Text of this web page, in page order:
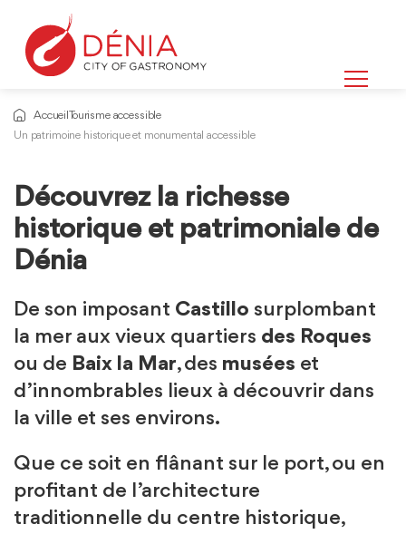
Accueil Tourisme accessible
Un patrimoine historique et monumental accessible
Découvrez la richesse
historique et patrimoniale de
Dénia
De son imposant Castillo surplombant
la mer aux vieux quartiers des Roques
ou de Baix la Mar, des musées et
d’innombrables lieux à découvrir dans
la ville et ses environs.
Que ce soit en flânant sur le port, ou en
profitant de l’architecture
traditionnelle du centre historique,